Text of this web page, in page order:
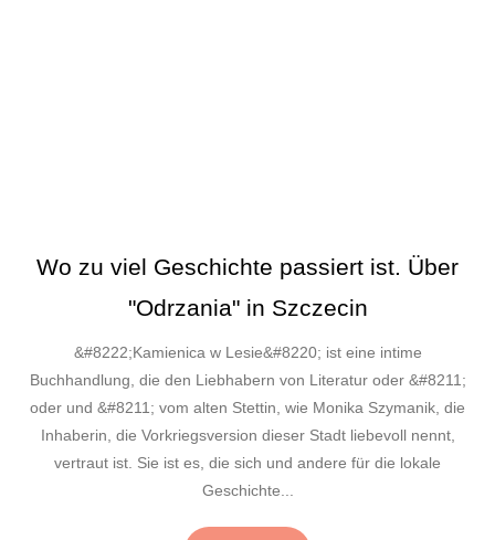
Wo zu viel Geschichte passiert ist. Über
"Odrzania" in Szczecin
&#8222;Kamienica w Lesie&#8220; ist eine intime
Buchhandlung, die den Liebhabern von Literatur oder &#8211;
oder und &#8211; vom alten Stettin, wie Monika Szymanik, die
Inhaberin, die Vorkriegsversion dieser Stadt liebevoll nennt,
vertraut ist. Sie ist es, die sich und andere für die lokale
Geschichte...